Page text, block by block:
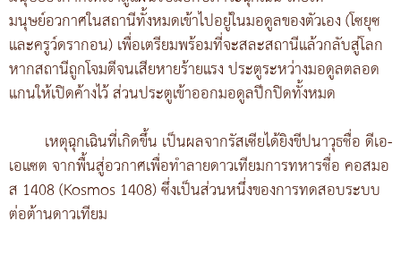
มนุษย์อวกาศในสถานีทั้งหมดเข้าไปอยู่ในมอดูลของตัวเอง (โซยุซ
และครูว์ดรากอน) เพื่อเตรียมพร้อมที่จะสละสถานีแล้วกลับสู่โลก
หากสถานีถูกโจมตีจนเสียหายร้ายแรง ประตูระหว่างมอดูลตลอด
แกนให้เปิดค้างไว้ ส่วนประตูเข้าออกมอดูลปีกปิดทั้งหมด
เหตุฉุกเฉินที่เกิดขึ้น เป็นผลจากรัสเซียได้ยิงขีปนาวุธชื่อ ดีเอ-
เอแซต จากพื้นสู่อวกาศเพื่อทำลายดาวเทียมการทหารชื่อ คอสมอ
ส 1408 (Kosmos 1408) ซึ่งเป็นส่วนหนึ่งของการทดสอบระบบ
ต่อต้านดาวเทียม